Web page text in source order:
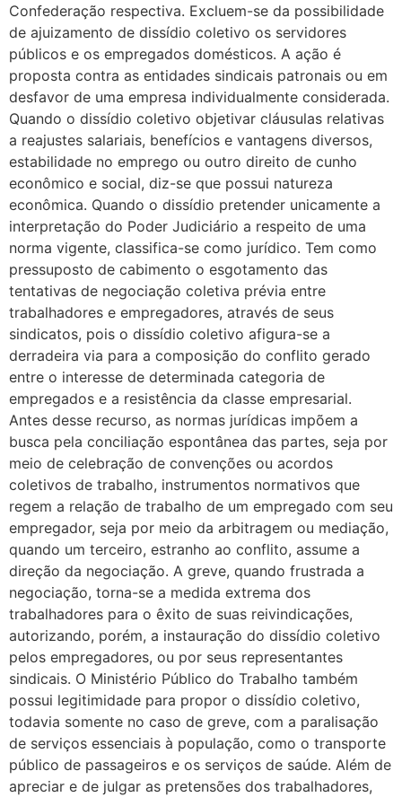
Confederação respectiva. Excluem-se da possibilidade
de ajuizamento de dissídio coletivo os servidores
públicos e os empregados domésticos. A ação é
proposta contra as entidades sindicais patronais ou em
desfavor de uma empresa individualmente considerada.
Quando o dissídio coletivo objetivar cláusulas relativas
a reajustes salariais, benefícios e vantagens diversos,
estabilidade no emprego ou outro direito de cunho
econômico e social, diz-se que possui natureza
econômica. Quando o dissídio pretender unicamente a
interpretação do Poder Judiciário a respeito de uma
norma vigente, classifica-se como jurídico. Tem como
pressuposto de cabimento o esgotamento das
tentativas de negociação coletiva prévia entre
trabalhadores e empregadores, através de seus
sindicatos, pois o dissídio coletivo afigura-se a
derradeira via para a composição do conflito gerado
entre o interesse de determinada categoria de
empregados e a resistência da classe empresarial.
Antes desse recurso, as normas jurídicas impõem a
busca pela conciliação espontânea das partes, seja por
meio de celebração de convenções ou acordos
coletivos de trabalho, instrumentos normativos que
regem a relação de trabalho de um empregado com seu
empregador, seja por meio da arbitragem ou mediação,
quando um terceiro, estranho ao conflito, assume a
direção da negociação. A greve, quando frustrada a
negociação, torna-se a medida extrema dos
trabalhadores para o êxito de suas reivindicações,
autorizando, porém, a instauração do dissídio coletivo
pelos empregadores, ou por seus representantes
sindicais. O Ministério Público do Trabalho também
possui legitimidade para propor o dissídio coletivo,
todavia somente no caso de greve, com a paralisação
de serviços essenciais à população, como o transporte
público de passageiros e os serviços de saúde. Além de
apreciar e de julgar as pretensões dos trabalhadores,